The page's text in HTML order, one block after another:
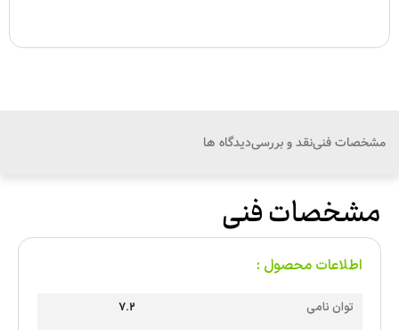
مشخصات فنینقد و بررسیدیدگاه ها
مشخصات فنی
اطلاعات محصول :
توان نامی 7.2